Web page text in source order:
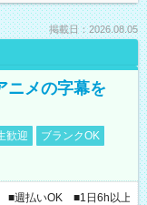
掲載日：2026.08.05
ニメの字幕を
歓迎
ブランクOK
週払いOK ■1日6h以上